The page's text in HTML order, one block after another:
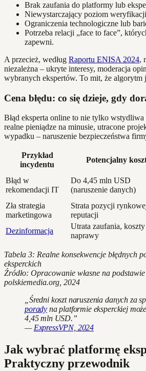
Brak zaufania do platformy lub
Niewystarczający poziom
Ograniczenia technologiczne lub
Potrzeba relacji „face to face”,
zapewni.
A przecież, według Raportu ENISA 2024,
niezależna – ukryte interesy, moderacja
wybranych ekspertów. To mit, że algorytm
Cena błędu: co się dzieje, gdy
Błąd eksperta online to nie tylko wstydliwa
realne pieniądze na minusie, utracone
wypadku – naruszenie bezpieczeństwa
Przykład
incydentu
Potencjalny
Błąd w
rekomendacji IT
Do 4,45 mln USD
(naruszenie danych)
Zła strategia
marketingowa
Strata pozycji
reputacji
Dezinformacja
Utrata zaufania, koszty
naprawy
Tabela 3: Realne konsekwencje błędnych
eksperckich
Źródło: Opracowanie własne na
polskiemedia.org, 2024
„Średni koszt naruszenia danych za
porady na platformie eksperckiej
4,45 mln USD.”
—ExpressVPN, 2024
Jak wybrać platformę
Praktyczny przewodnik